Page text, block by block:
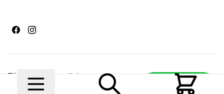
Escribinos
© 2026 Maldito RamónRealizado por Ecwid de
Términos y condiciones